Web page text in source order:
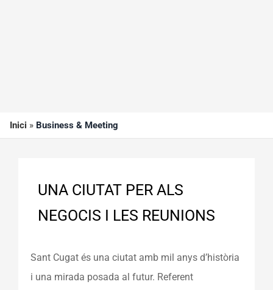
Inici » Business & Meeting
UNA CIUTAT PER ALS
NEGOCIS I LES REUNIONS
Sant Cugat és una ciutat amb mil anys d’història
i una mirada posada al futur. Referent